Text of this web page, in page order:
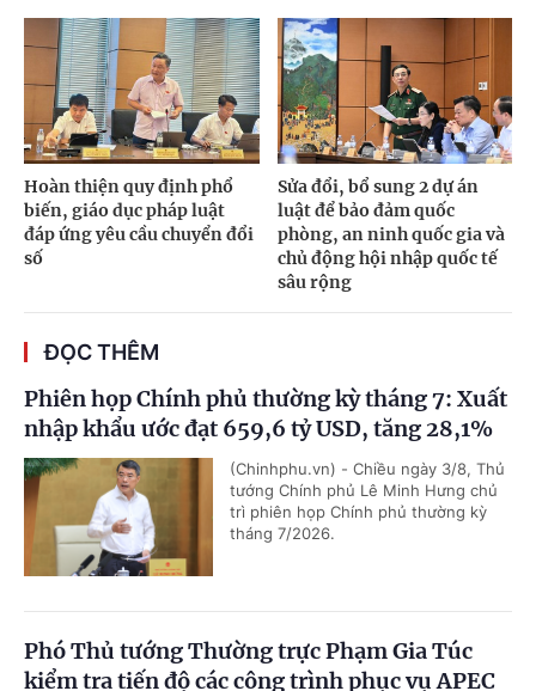
Hoàn thiện quy định phổ
biến, giáo dục pháp luật
đáp ứng yêu cầu chuyển đổi
số
Sửa đổi, bổ sung 2 dự án
luật để bảo đảm quốc
phòng, an ninh quốc gia và
chủ động hội nhập quốc tế
sâu rộng
ĐỌC THÊM
Phiên họp Chính phủ thường kỳ tháng 7: Xuất
nhập khẩu ước đạt 659,6 tỷ USD, tăng 28,1%
(Chinhphu.vn) - Chiều ngày 3/8, Thủ
tướng Chính phủ Lê Minh Hưng chủ
trì phiên họp Chính phủ thường kỳ
tháng 7/2026.
Phó Thủ tướng Thường trực Phạm Gia Túc
kiểm tra tiến độ các công trình phục vụ APEC